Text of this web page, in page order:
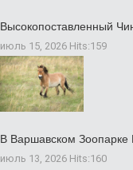
Высокопоставленный
июль 15, 2026 Hits:159
В Варшавском
июль 13, 2026 Hits:160